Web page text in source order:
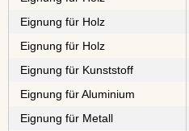
Eignung für Holz
Eignung für Holz
Eignung für Kunststoff
Eignung für Aluminium
Eignung für Metall